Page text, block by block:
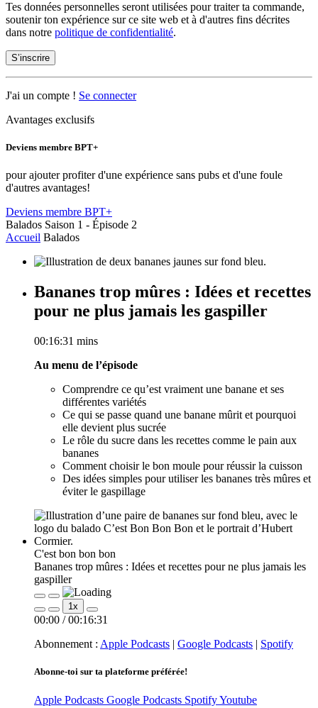
Tes données personnelles seront utilisées pour traiter ta commande,
soutenir ton expérience sur ce site web et à d'autres fins décrites
dans notre politique de confidentialité.
S’inscrire
J'ai un compte ! Se connecter
Avantages exclusifs
Deviens membre BPT+
pour ajouter profiter d'une expérience sans pubs et d'une foule
d'autres avantages!
Deviens membre BPT+
Balados Saison 1 - Épisode 2
Accueil Balados
Bananes trop mûres : Idées et recettes
pour ne plus jamais les gaspiller
00:16:31 mins
Au menu de l’épisode
Comprendre ce qu’est vraiment une banane et ses
différentes variétés
Ce qui se passe quand une banane mûrit et pourquoi
elle devient plus sucrée
Le rôle du sucre dans les recettes comme le pain aux
bananes
Comment choisir le bon moule pour réussir la cuisson
Des idées simples pour utiliser les bananes très mûres et
éviter le gaspillage
C'est bon bon bon
Bananes trop mûres : Idées et recettes pour ne plus jamais les
gaspiller
Play
Episode
Pause
Episode
1x
00:00 / 00:16:31
Abonnement : Apple Podcasts | Google Podcasts | Spotify
Abonne-toi sur ta plateforme préférée!
Apple Podcasts Google Podcasts SpotifyYoutube